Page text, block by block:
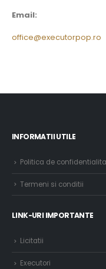
Email:
office@executorpop.ro
INFORMATII UTILE
Politica de
Termeni si conditii
LINK-URI IMPORTANTE
Licitatii
Executori